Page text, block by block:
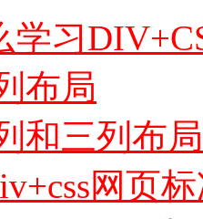
学习
布局
和三列布局
网页